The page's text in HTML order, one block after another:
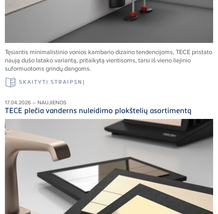
Tęsiantis minimalistinio vonios kambario dizaino tendencijoms, TECE pristato
naują dušo latako variantą, pritaikytą vientisoms, tarsi iš vieno liejinio
suformuotoms grindų dangoms.
SKAITYTI STRAIPSNĮ
17.04.2026 – NAUJIENOS
TECE plečia vanderns nuleidimo plokštelių asortimentą